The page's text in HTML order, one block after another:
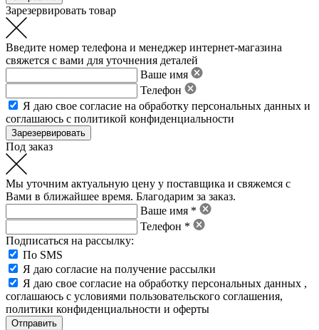
Зарезервировать товар
Введите номер телефона и менеджер интернет-магазина
свяжется с вами для уточнения деталей
Ваше имя
Телефон
Я даю свое согласие на обработку персональных данных и
соглашаюсь с политикой конфиденциальности
Под заказ
Мы уточним актуальную цену у поставщика и свяжемся с
Вами в ближайшее время. Благодарим за заказ.
Ваше имя *
Телефон *
Подписаться на рассылку:
По SMS
Я даю согласие на получение рассылки
Я даю свое согласие на обработку персональных данных ,
соглашаюсь с условиями пользовательского соглашения,
политики конфиденциальности и оферты